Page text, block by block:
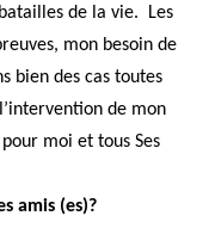
de la vie.
Les
mon besoin de
bien des cas toutes
de mon
moi et tous Ses
amis (es)?